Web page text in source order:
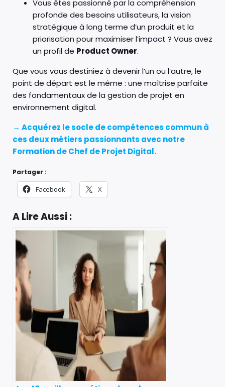
Vous êtes passionné par la compréhension
profonde des besoins utilisateurs, la vision
stratégique à long terme d’un produit et la
priorisation pour maximiser l’impact ? Vous avez
un profil de Product Owner.
Que vous vous destiniez à devenir l’un ou l’autre, le
point de départ est le même : une maîtrise parfaite
des fondamentaux de la gestion de projet en
environnement digital.
→ Acquérez le socle de compétences commun à
ces deux métiers passionnants avec notre
Formation de Chef de Projet Digital.
Partager :
Facebook X
A Lire Aussi :